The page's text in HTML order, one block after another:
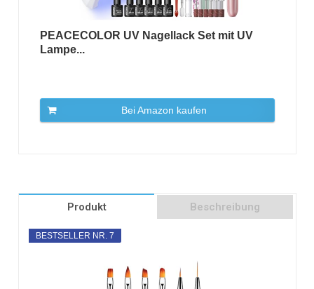
PEACECOLOR UV Nagellack Set mit UV
Lampe...
Bei Amazon kaufen
Produkt Beschreibung
BESTSELLER NR. 7